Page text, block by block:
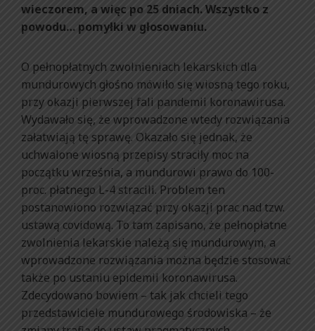
wieczorem, a więc po 25 dniach. Wszystko z
powodu… pomyłki w głosowaniu.
O pełnopłatnych zwolnieniach lekarskich dla
mundurowych głośno mówiło się wiosną tego roku,
przy okazji pierwszej fali pandemii koronawirusa.
Wydawało się, że wprowadzone wtedy rozwiązania
załatwiają tę sprawę. Okazało się jednak, że
uchwalone wiosną przepisy straciły moc na
początku września, a mundurowi prawo do 100-
proc. płatnego L-4 stracili. Problem ten
postanowiono rozwiązać przy okazji prac nad tzw.
ustawą covidową. To tam zapisano, że pełnopłatne
zwolnienia lekarskie należą się mundurowym, a
wprowadzone rozwiązania można będzie stosować
także po ustaniu epidemii koronawirusa.
Zdecydowano bowiem – tak jak chcieli tego
przedstawiciele mundurowego środowiska – że